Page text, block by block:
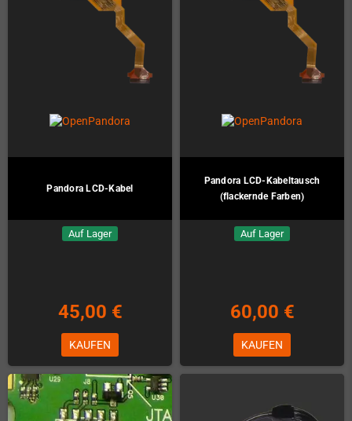
Pandora LCD-Kabel
Auf Lager
45,00 €
KAUFEN
Pandora LCD-Kabeltausch
(flackernde Farben)
Auf Lager
60,00 €
KAUFEN